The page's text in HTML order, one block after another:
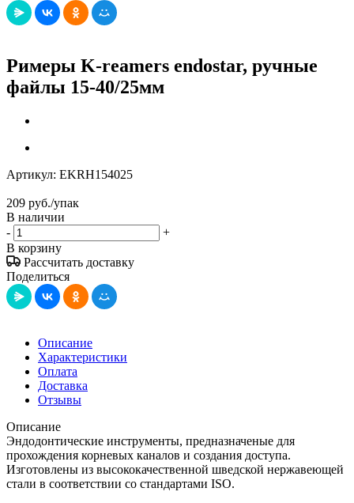
Римеры K-reamers endostar, ручные
файлы 15-40/25мм
Артикул: EKRH154025
209 руб./упак
В наличии
-
+
В корзину
Рассчитать доставку
Поделиться
Описание
Характеристики
Оплата
Доставка
Отзывы
Описание
Эндодонтические инструменты, предназначеные для
прохождения корневых каналов и создания доступа.
Изготовлены из высококачественной шведской нержавеющей
стали в соответствии со стандартами ISO.